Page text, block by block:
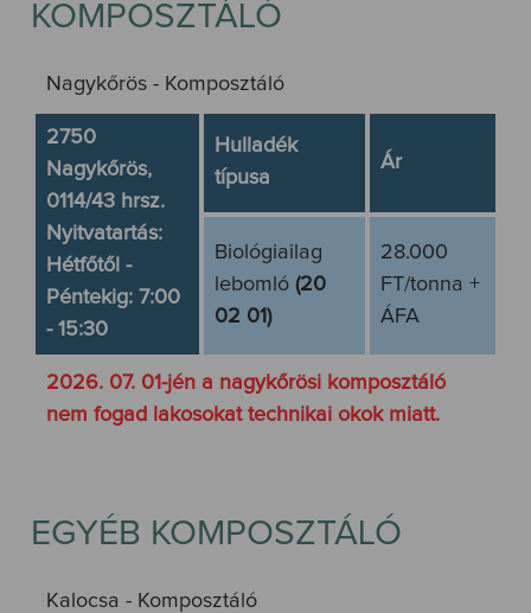
KOMPOSZTÁLÓ
Nagykőrös - Komposztáló
2750
Nagykőrös,
0114/43 hrsz.
Nyitvatartás:
Hétfőtől -
Péntekig: 7:00
- 15:30
Hulladék
típusa
Ár
Biológiailag
lebomló (20
02 01)
28.000
FT/tonna +
ÁFA
2026. 07. 01-jén a nagykőrösi komposztáló
nem fogad lakosokat technikai okok miatt.
EGYÉB KOMPOSZTÁLÓ
Kalocsa - Komposztáló